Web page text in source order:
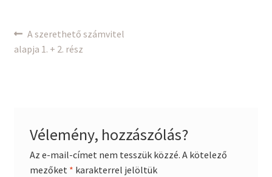
Bejegyzés
navigáció
Previous
post:
A szerethető számvitel
alapja 1. + 2. rész
Vélemény, hozzászólás?
Az e-mail-címet nem tesszük közzé. A kötelező
mezőket * karakterrel jelöltük